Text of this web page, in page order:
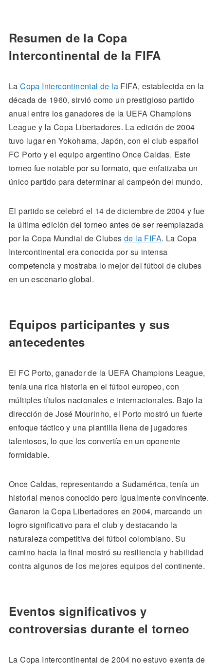
Resumen de la Copa
Intercontinental de la FIFA
LaCopa Intercontinental de laFIFA, establecida en la
década de 1960, sirvió como un prestigioso partido
anual entre los ganadores de la UEFA Champions
League y la Copa Libertadores. La edición de 2004
tuvo lugar en Yokohama, Japón, con el club español
FC Porto y el equipo argentino Once Caldas. Este
torneo fue notable por su formato, que enfatizaba un
único partido para determinar al campeón del mundo.
El partido se celebró el 14 de diciembre de 2004 y fue
la última edición del torneo antes de ser reemplazada
por la Copa Mundial de Clubes de la FIFA. La Copa
Intercontinental era conocida por su intensa
competencia y mostraba lo mejor del fútbol de clubes
en un escenario global.
Equipos participantes y sus
antecedentes
El FC Porto, ganador de la UEFA Champions League,
tenía una rica historia en el fútbol europeo, con
múltiples títulos nacionales e internacionales. Bajo la
dirección de José Mourinho, el Porto mostró un fuerte
enfoque táctico y una plantilla llena de jugadores
talentosos, lo que los convertía en un oponente
formidable.
Once Caldas, representando a Sudamérica, tenía un
historial menos conocido pero igualmente convincente.
Ganaron la Copa Libertadores en 2004, marcando un
logro significativo para el club y destacando la
naturaleza competitiva del fútbol colombiano. Su
camino hacia la final mostró su resiliencia y habilidad
contra algunos de los mejores equipos del continente.
Eventos significativos y
controversias durante el torneo
La Copa Intercontinental de 2004 no estuvo exenta de